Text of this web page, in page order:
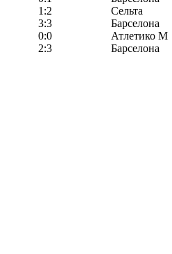
1:2
Сельта
3:3
Барселона
0:0
Атлетико М
2:3
Барселона